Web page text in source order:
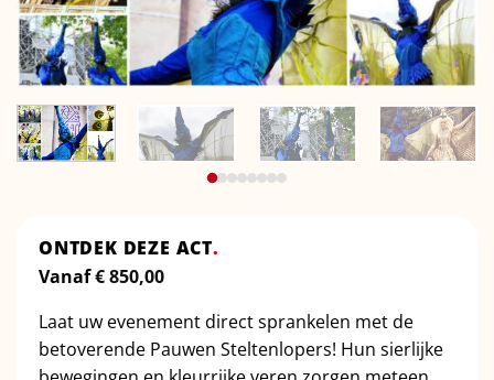
ONTDEK DEZE ACT.
Vanaf€850,00
Laat uw evenement direct sprankelen met de
betoverende Pauwen Steltenlopers! Hun sierlijke